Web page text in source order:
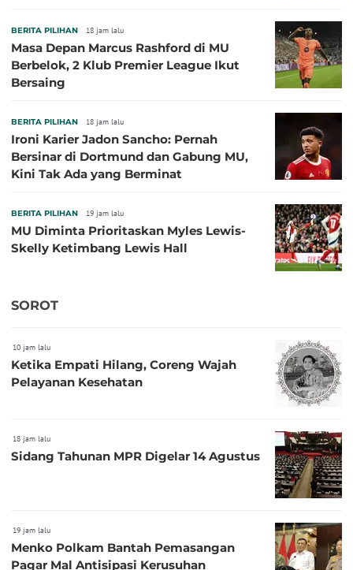
BERITA PILIHAN 18 jam lalu
Masa Depan Marcus Rashford di MU
Berbelok, 2 Klub Premier League Ikut
Bersaing
BERITA PILIHAN 18 jam lalu
Ironi Karier Jadon Sancho: Pernah
Bersinar di Dortmund dan Gabung MU,
Kini Tak Ada yang Berminat
BERITA PILIHAN 19 jam lalu
MU Diminta Prioritaskan Myles Lewis-
Skelly Ketimbang Lewis Hall
SOROT
10 jam lalu
Ketika Empati Hilang, Coreng Wajah
Pelayanan Kesehatan
18 jam lalu
Sidang Tahunan MPR Digelar 14 Agustus
19 jam lalu
Menko Polkam Bantah Pemasangan
Pagar Mal Antisipasi Kerusuhan